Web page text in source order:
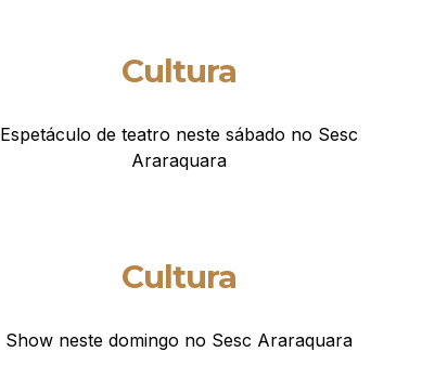
Cultura
Espetáculo de teatro neste sábado no Sesc
Araraquara
Cultura
Show neste domingo no Sesc Araraquara